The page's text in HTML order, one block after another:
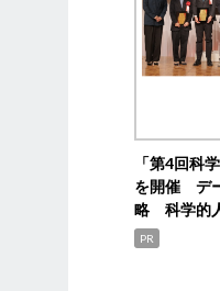
「第4回科
を開催 デ
略 科学的
PR